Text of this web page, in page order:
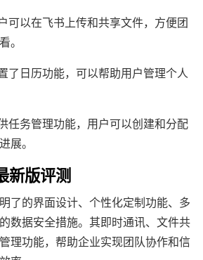
可以在飞书上传和共享文件，方便团
。
了日历功能，可以帮助用户管理个人
任务管理功能，用户可以创建和分配
展。
新版评测
了的界面设计、个性化定制功能、多
数据安全措施。其即时通讯、文件共
理功能，帮助企业实现团队协作和信